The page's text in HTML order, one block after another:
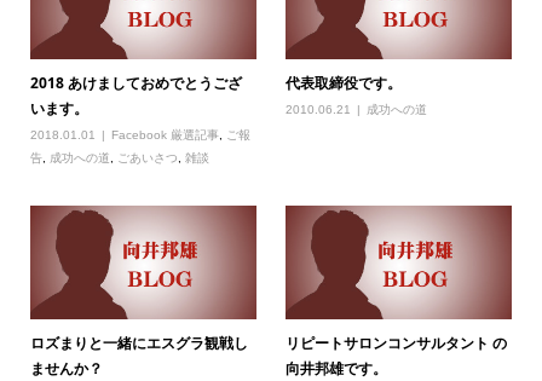
2018 あけましておめでとうござ
います。
2018.01.01 Facebook 厳選記事, ご報
告, 成功への道, ごあいさつ, 雑談
代表取締役です。
2010.06.21 成功への道
ロズまりと一緒にエスグラ観戦し
ませんか？
リピートサロンコンサルタント の
向井邦雄です。